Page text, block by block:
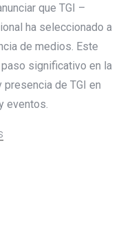
que TGI –
ha seleccionado a
de medios. Este
significativo en la
de TGI en
eventos.